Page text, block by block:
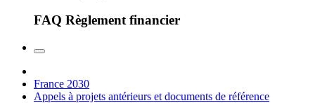
FAQ Règlement financier
France 2030
Appels à projets antérieurs et documents de référence